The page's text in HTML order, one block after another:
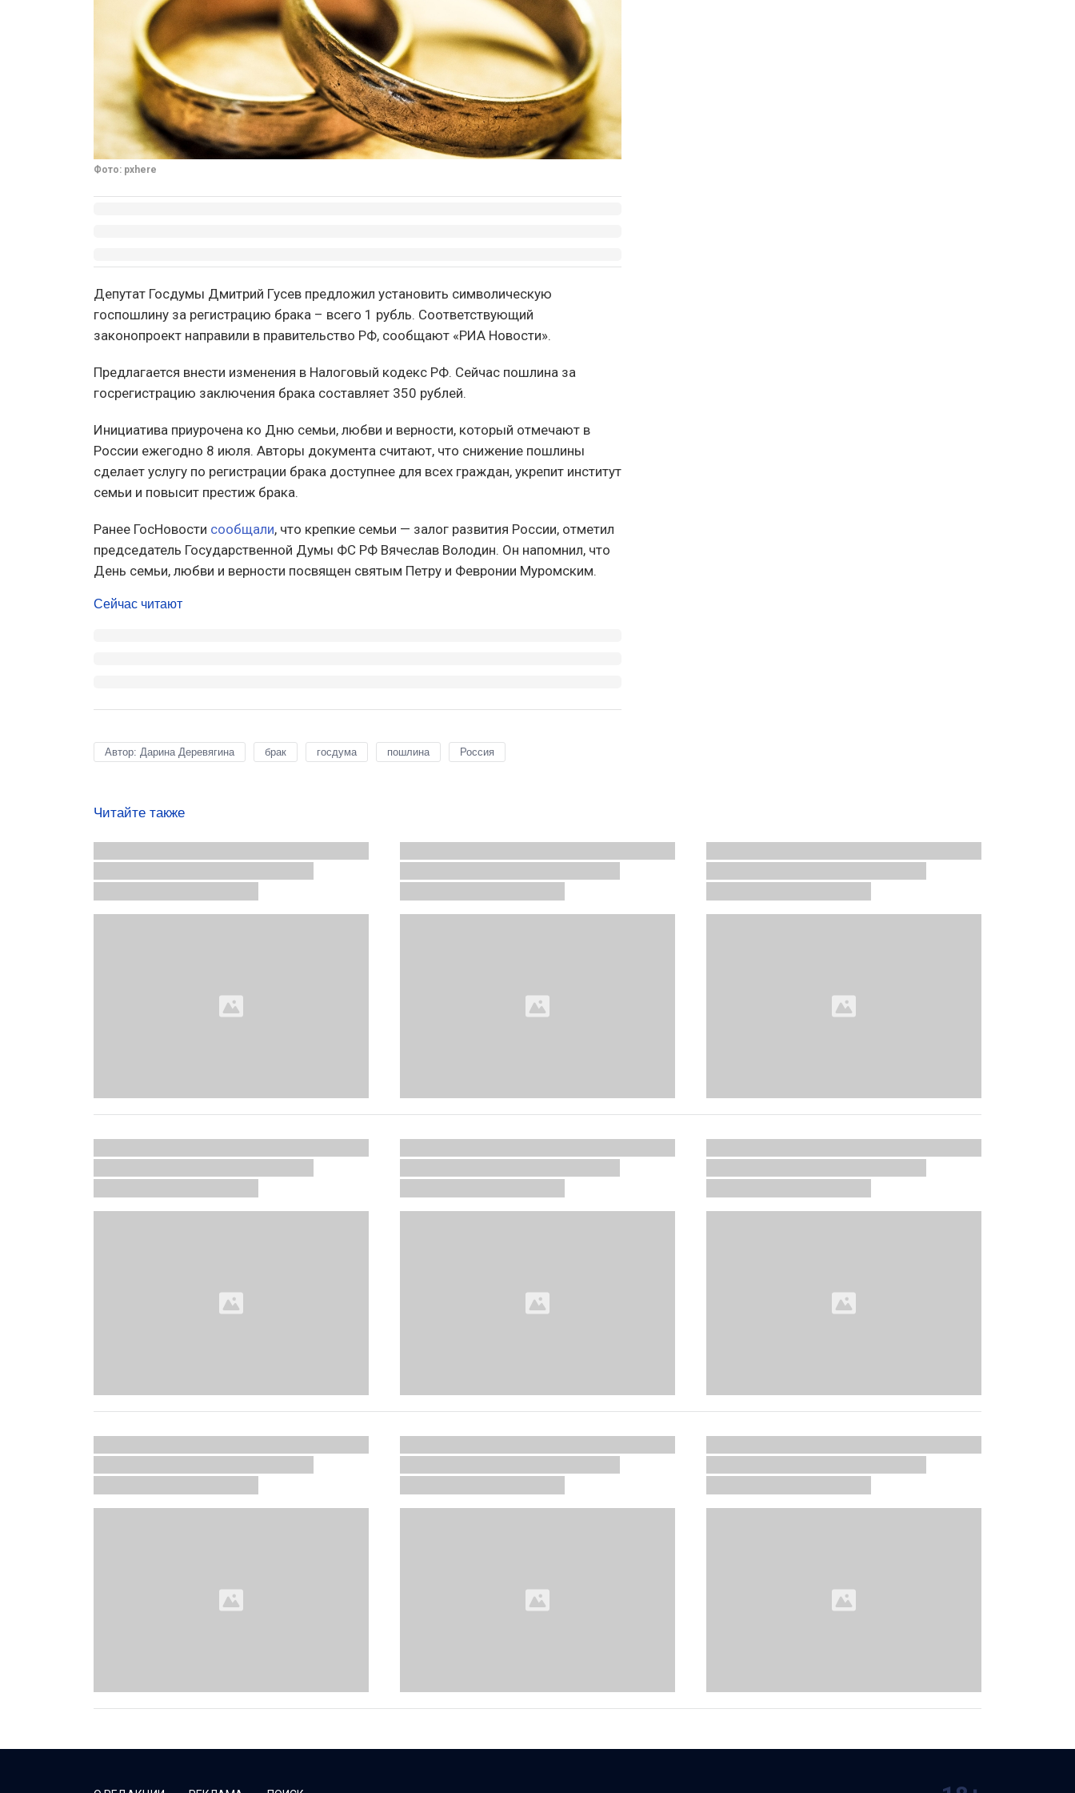
Фото: pxhere
Депутат Госдумы Дмитрий Гусев предложил установить символическую
госпошлину за регистрацию брака – всего 1 рубль. Соответствующий
законопроект направили в правительство РФ, сообщают «РИА Новости».
Предлагается внести изменения в Налоговый кодекс РФ. Сейчас пошлина за
госрегистрацию заключения брака составляет 350 рублей.
Инициатива приурочена ко Дню семьи, любви и верности, который отмечают в
России ежегодно 8 июля. Авторы документа считают, что снижение пошлины
сделает услугу по регистрации брака доступнее для всех граждан, укрепит институт
семьи и повысит престиж брака.
Ранее ГосНовости сообщали, что крепкие семьи — залог развития России, отметил
председатель Государственной Думы ФС РФ Вячеслав Володин. Он напомнил, что
День семьи, любви и верности посвящен святым Петру и Февронии Муромским.
Сейчас читают
Автор: Дарина Деревягина брак госдума пошлина Россия
Читайте также